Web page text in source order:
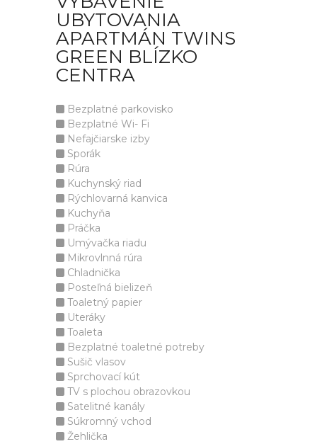
UBYTOVANIA
APARTMÁN TWINS
GREEN BLÍZKO
CENTRA
Bezplatné parkovisko
Bezplatné Wi- Fi
Nefajčiarske izby
Sporák
Rúra
Kuchynský riad
Rýchlovarná kanvica
Kuchyňa
Práčka
Umývačka riadu
Mikrovlnná rúra
Chladnička
Posteľná bielizeň
Toaletný papier
Uteráky
Toaleta
Bezplatné toaletné potreby
Sušič vlasov
Sprchovací kút
TV s plochou obrazovkou
Satelitné kanály
Súkromný vchod
Žehlička